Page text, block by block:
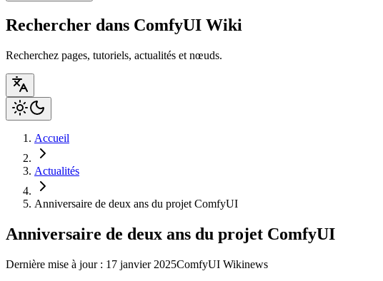
Rechercher dans ComfyUI Wiki
Recherchez pages, tutoriels, actualités et nœuds.
Accueil
Actualités
Anniversaire de deux ans du projet ComfyUI
Anniversaire de deux ans du projet ComfyUI
Dernière mise à jour : 17 janvier 2025ComfyUI Wikinews